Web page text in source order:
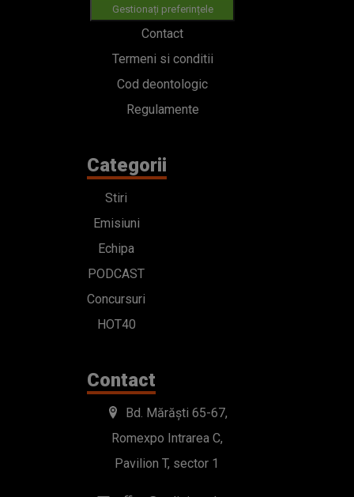
Gestionați preferințele
Contact
Termeni si conditii
Cod deontologic
Regulamente
Categorii
Stiri
Emisiuni
Echipa
PODCAST
Concursuri
HOT40
Contact
Bd. Mărăști 65-67,
Romexpo Intrarea C,
Pavilion T, sector 1